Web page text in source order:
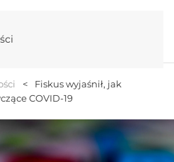
Fiskus wyjaśnił, jak
COVID-19